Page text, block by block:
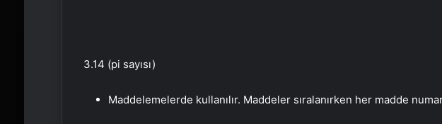
3.14 (pi sayısı)
Maddelemelerde kullanılır. Maddeler sıralanırken her madde